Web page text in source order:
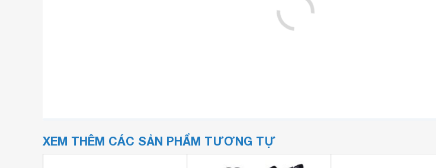
XEM THÊM CÁC SẢN PHẨM TƯƠNG TỰ